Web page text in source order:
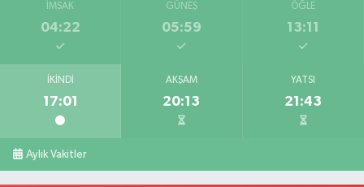
İMSAK
04:22
GÜNEŞ
05:59
ÖĞLE
13:11
İKINDI
17:01
AKŞAM
20:13
YATSI
21:43
Aylık Vakitler